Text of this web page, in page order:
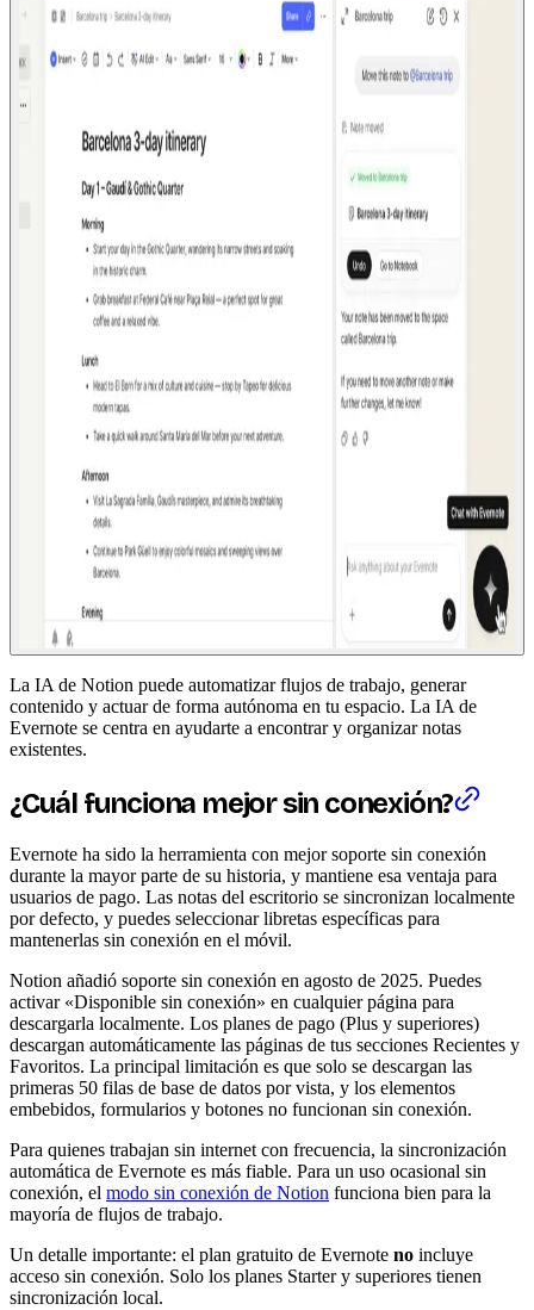
La IA de Notion puede automatizar flujos de trabajo, generar
contenido y actuar de forma autónoma en tu espacio. La IA de
Evernote se centra en ayudarte a encontrar y organizar notas
existentes.
¿Cuál funciona mejor sin conexión?
Evernote ha sido la herramienta con mejor soporte sin conexión
durante la mayor parte de su historia, y mantiene esa ventaja para
usuarios de pago. Las notas del escritorio se sincronizan localmente
por defecto, y puedes seleccionar libretas específicas para
mantenerlas sin conexión en el móvil.
Notion añadió soporte sin conexión en agosto de 2025. Puedes
activar «Disponible sin conexión» en cualquier página para
descargarla localmente. Los planes de pago (Plus y superiores)
descargan automáticamente las páginas de tus secciones Recientes y
Favoritos. La principal limitación es que solo se descargan las
primeras 50 filas de base de datos por vista, y los elementos
embebidos, formularios y botones no funcionan sin conexión.
Para quienes trabajan sin internet con frecuencia, la sincronización
automática de Evernote es más fiable. Para un uso ocasional sin
conexión, el modo sin conexión de Notion funciona bien para la
mayoría de flujos de trabajo.
Un detalle importante: el plan gratuito de Evernote no incluye
acceso sin conexión. Solo los planes Starter y superiores tienen
sincronización local.